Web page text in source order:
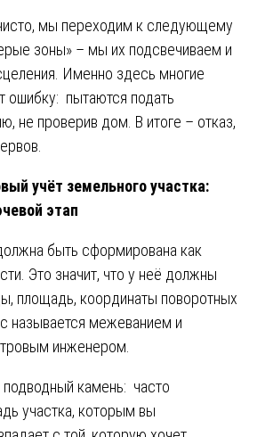
мы переходим к следующему
зоны» – мы их подсвечиваем и
Именно здесь многие
ошибку: пытаются подать
не проверив дом. В итоге – отказ,
учёт земельного участка:
этап
быть сформирована как
Это значит, что у неё должны
площадь, координаты поворотных
называется межеванием и
инженером.
камень: часто
участка, которым вы